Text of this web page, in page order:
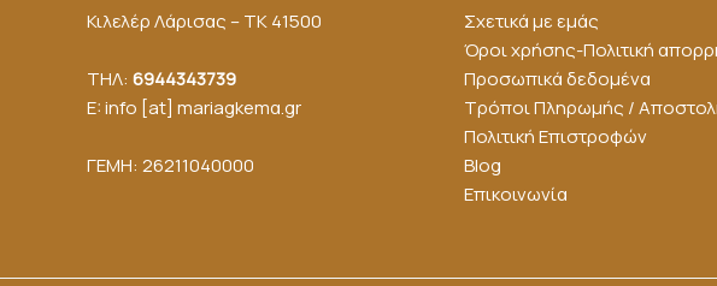
Κιλελέρ Λάρισας – ΤΚ 41500
ΤΗΛ: 6944343739
E: info [at] mariagkemα.gr
ΓΕΜΗ: 26211040000
Σχετικά με εμάς
Όροι χρήσης-Πολιτική
Προσωπικά δεδομένα
Τρόποι Πληρωμής /
Πολιτική Επιστροφών
Blog
Επικοινωνία